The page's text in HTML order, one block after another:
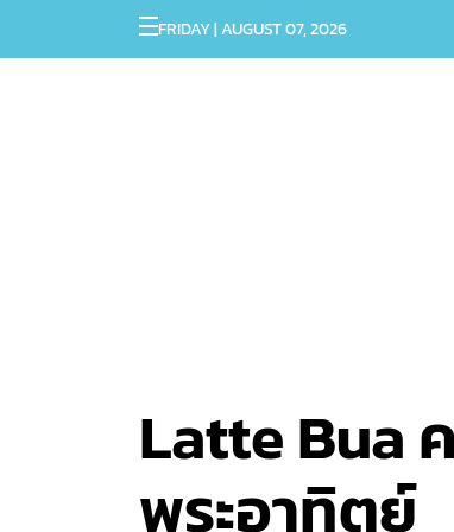
FRIDAY | AUGUST 07, 2026
Latte Bua
พระอาทิตย์